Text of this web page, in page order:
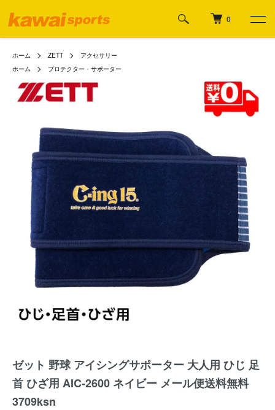
0
ホーム ZETT
アクセサリー
ホーム
プロテクター・サポーター
ゼット 野球 アイシングサポーター 大人用 ひじ 足
首 ひざ用 AIC-2600 ネイビー メール便送料無料
3709ksn